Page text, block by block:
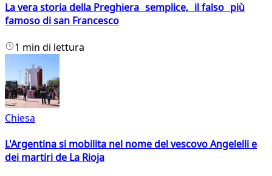
La vera storia della Preghiera semplice, il falso più
famoso di san Francesco
1 min di lettura
Chiesa
L'Argentina si mobilita nel nome del vescovo Angelelli e
dei martiri de La Rioja